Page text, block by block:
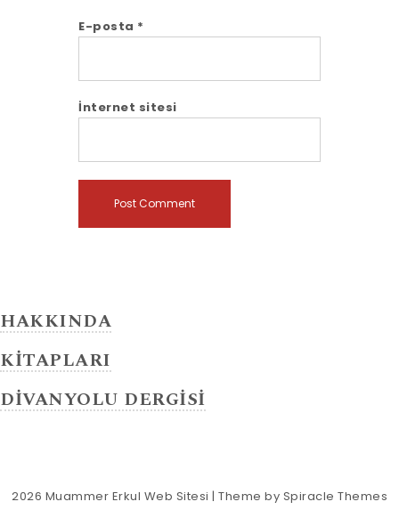
E-posta *
İnternet sitesi
HAKKINDA
KİTAPLARI
DİVANYOLU DERGİSİ
2026 Muammer Erkul Web Sitesi | Theme by Spiracle Themes